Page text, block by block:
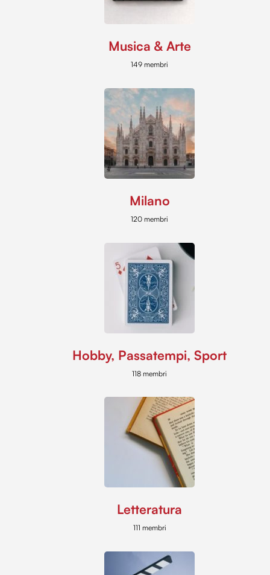
Musica & Arte
149 membri
Milano
120 membri
Hobby, Passatempi, Sport
118 membri
Letteratura
111 membri